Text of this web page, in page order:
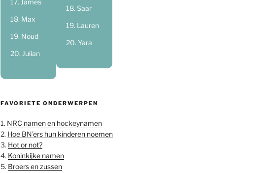
Max
Noud
Julian
Saar
Lauren
Yara
FAVORIETE ONDERWERPEN
1. NRC namen en hockeynamen
2. Hoe BN'ers hun kinderen noemen
3. Hot or not?
4. Koninkijke namen
5. Broers en zussen